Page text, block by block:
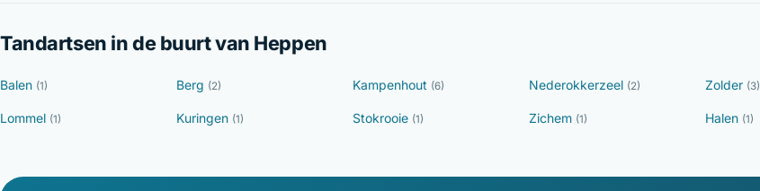
Tandartsen in de buurt van Heppen
Balen (1) Berg (2) Kampenhout (6) Nederokkerzeel (2) Zolder (3)
Lommel (1) Kuringen (1) Stokrooie (1) Zichem (1) Halen (1)